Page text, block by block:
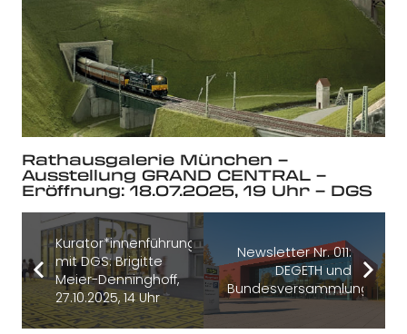
Rathausgalerie München –
Ausstellung GRAND CENTRAL –
Eröffnung: 18.07.2025, 19 Uhr – DGS
Kurator*innenführung
mit DGS: Brigitte
Meier-Denninghoff,
27.10.2025, 14 Uhr
Newsletter Nr. 011:
DEGETH und
Bundesversammlung